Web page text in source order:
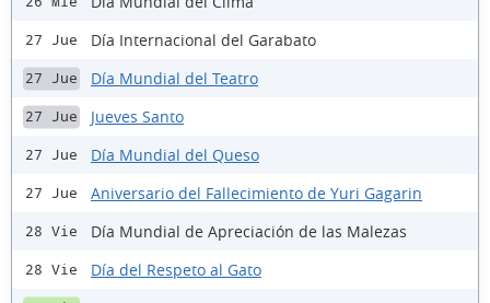
27 Jue Día Internacional del Garabato
27 Jue Día Mundial del Teatro
27 Jue Jueves Santo
27 Jue Día Mundial del Queso
27 Jue Aniversario del Fallecimiento de Yuri Gagarin
28 Vie Día Mundial de Apreciación de las Malezas
28 Vie Día del Respeto al Gato